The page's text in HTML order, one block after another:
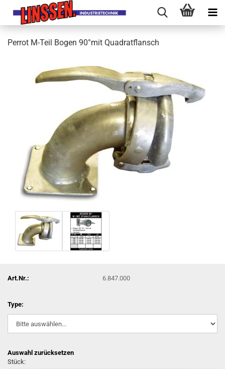
Perrot M-Teil Bogen 90°mit Quadratflansch
Art.Nr.: 6.847.000
Type:
Auswahl zurücksetzen
Stück: